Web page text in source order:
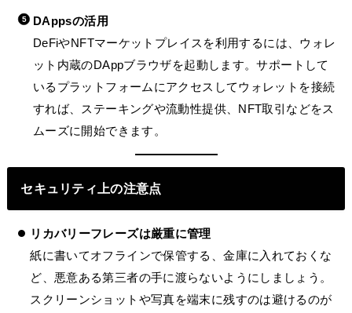
DAppsの活用
DeFiやNFTマーケットプレイスを利用するには、ウォレ
ット内蔵のDAppブラウザを起動します。サポートして
いるプラットフォームにアクセスしてウォレットを接続
すれば、ステーキングや流動性提供、NFT取引などをス
ムーズに開始できます。
セキュリティ上の注意点
リカバリーフレーズは厳重に管理
紙に書いてオフラインで保管する、金庫に入れておくな
ど、悪意ある第三者の手に渡らないようにしましょう。
スクリーンショットや写真を端末に残すのは避けるのが